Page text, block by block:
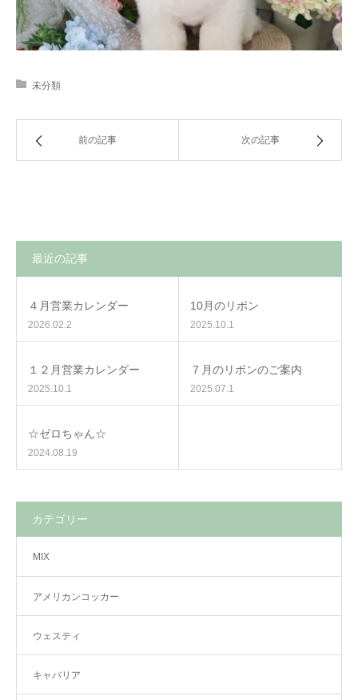
未分類
前の記事 次の記事
最近の記事
４月営業カレンダー
2026.02.2
10月のリボン
2025.10.1
１２月営業カレンダー
2025.10.1
７月のリボンのご案内
2025.07.1
☆ゼロちゃん☆
2024.08.19
カテゴリー
MIX
アメリカンコッカー
ウェスティ
キャバリア